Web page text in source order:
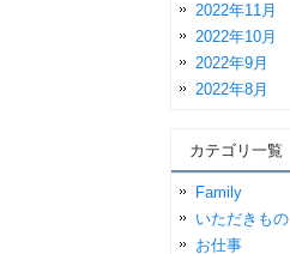
2022年11月
2022年10月
2022年9月
2022年8月
カテゴリ一覧
Family
いただきもの
お仕事